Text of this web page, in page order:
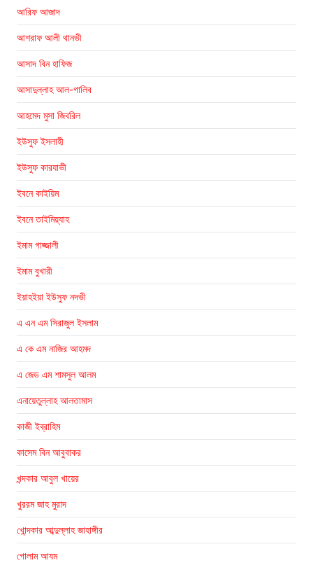
আরিফ আজাদ
আশরাফ আলী থানভী
আসাদ বিন হাফিজ
আসাদুল্লাহ আল-গালিব
আহমেদ মুসা জিবরিল
ইউসুফ ইসলাহী
ইউসুফ কারযাভী
ইবনে কাইয়িম
ইবনে তাইমিয়্যাহ
ইমাম গাজ্জালী
ইমাম বুখারী
ইয়াহইয়া ইউসুফ নদভী
এ এন এম সিরাজুল ইসলাম
এ কে এম নাজির আহমদ
এ জেড এম শামসুল আলম
এনায়েতুল্লাহ আলতামাস
কাজী ইব্রাহিম
কাসেম বিন আবুবাকর
খন্দকার আবুল খায়ের
খুররম জাহ মুরাদ
খোন্দকার আব্দুল্লাহ জাহাঙ্গীর
গোলাম আযম